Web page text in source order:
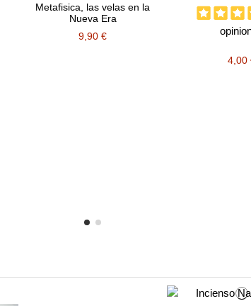
Metafisica, las velas en la
Nueva Era
9,90 €
4,00